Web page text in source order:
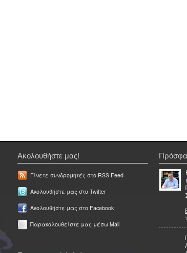
Ακολουθήστε μας!
Γίνετε συνδρομητές στο RSS Feed
Ακολουθήστε μας στο Twitter
Ακολουθήστε μας στο Facebook
Παρακολουθείστε μας μέσω Mail